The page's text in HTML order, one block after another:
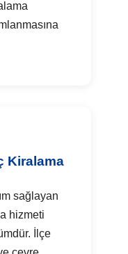
Kiralama
sağlayan
hizmeti
İlçe